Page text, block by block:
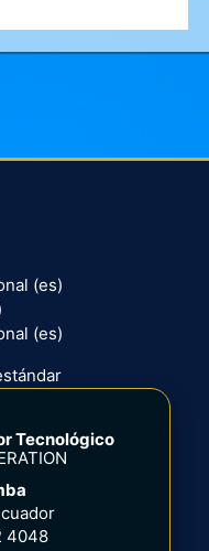
‎(es)‎
‎(es)‎
Tecnológico
4048